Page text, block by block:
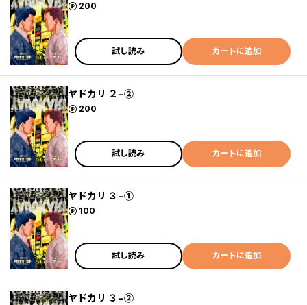
200
ポイント
試し読み カートに追加
ヤドカリ ２−②
200
ポイント
試し読み カートに追加
ヤドカリ ３−①
100
ポイント
試し読み カートに追加
ヤドカリ ３−②